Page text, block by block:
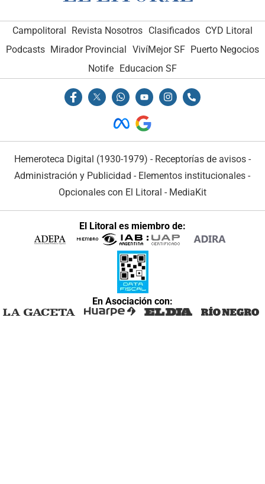
Campolitoral Revista Nosotros Clasificados CYD Litoral
Podcasts Mirador Provincial VivíMejor SF Puerto Negocios
Notife Educacion SF
Hemeroteca Digital (1930-1979) - Receptorías de avisos -
Administración y Publicidad - Elementos institucionales -
Opcionales con El Litoral - MediaKit
El Litoral es miembro de:
En Asociación con: